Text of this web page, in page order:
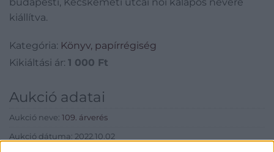
1946-ból, dr. Frankl
Péterné budapesti,
Kecskeméti utcai női
kalapos nevére kiállítva.
budapesti, Kecskeméti utcai női kalapos nevére
kiállítva.
Kategória: Könyv, papírrégiség
Kikiáltási ár: 1 000 Ft
Aukció adatai
Aukció neve: 109. árverés
Aukció dátuma: 2022.10.02